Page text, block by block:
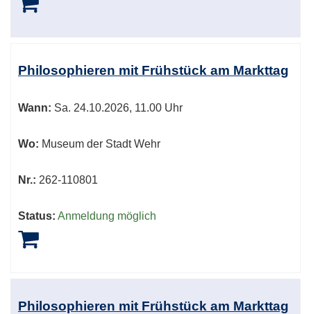
Philosophieren mit Frühstück am Markttag
Wann: Sa. 24.10.2026, 11.00 Uhr
Wo: Museum der Stadt Wehr
Nr.: 262-110801
Status: Anmeldung möglich
Philosophieren mit Frühstück am Markttag